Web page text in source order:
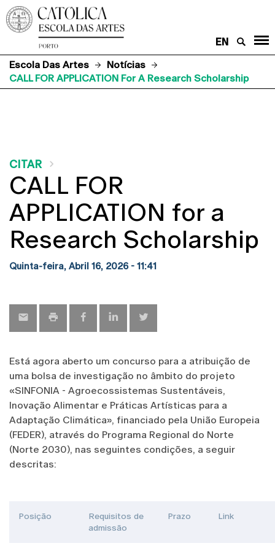
EN
Escola Das Artes
Notícias
CALL FOR APPLICATION For A Research Scholarship
CITAR
CALL FOR
APPLICATION for a
Research Scholarship
Quinta-feira, Abril 16, 2026 - 11:41
Está agora aberto um concurso para a atribuição de
uma bolsa de investigação no âmbito do projeto
«SINFONIA - Agroecossistemas Sustentáveis,
Inovação Alimentar e Práticas Artísticas para a
Adaptação Climática», financiado pela União Europeia
(FEDER), através do Programa Regional do Norte
(Norte 2030), nas seguintes condições, a seguir
descritas:
Posição
Requisitos de
admissão
Prazo Link